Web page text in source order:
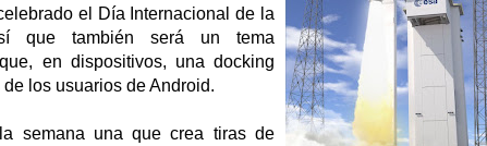
el Día Internacional de la
que también será un tema
en dispositivos, una docking
los usuarios de Android.
semana una que crea tiras de